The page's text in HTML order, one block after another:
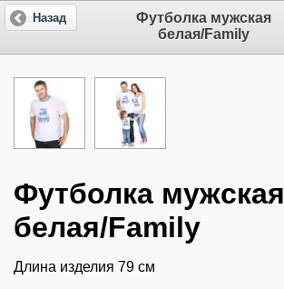
Футболка мужская
белая/Family
Назад
Футболка мужская
белая/Family
Длина изделия 79 см